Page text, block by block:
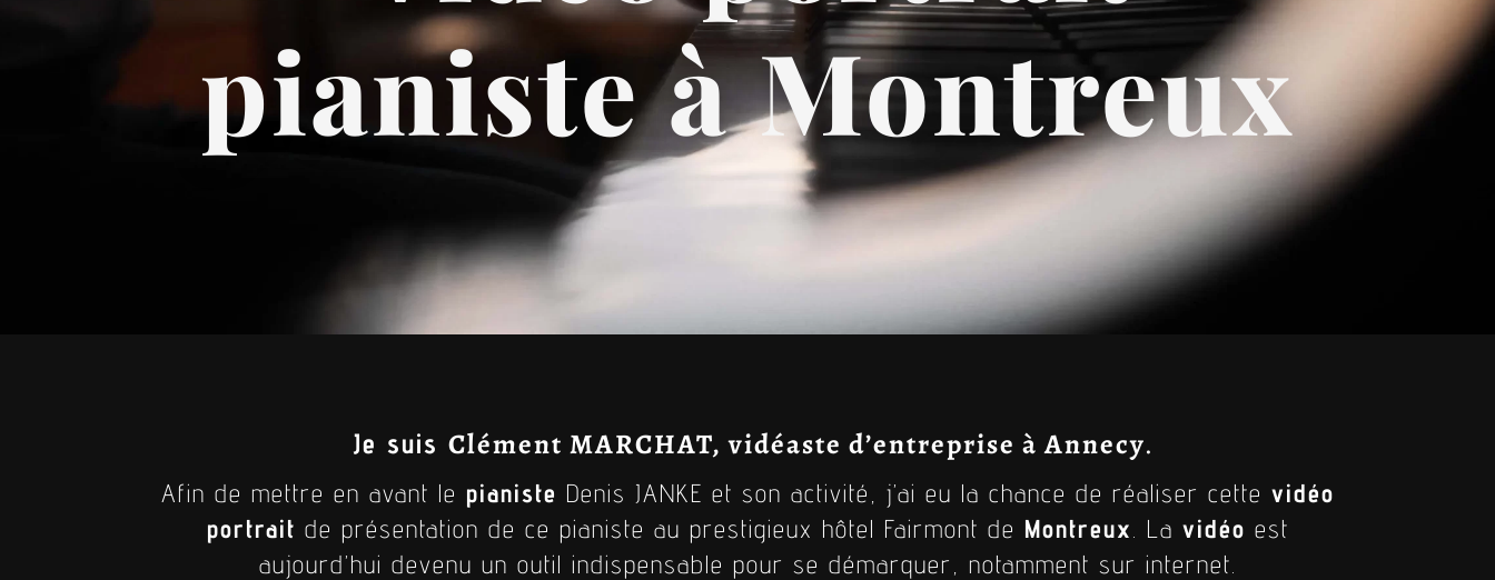
pianiste à Montreux
Je suis Clément MARCHAT, vidéaste d’entreprise à Annecy.
Afin de mettre en avant le pianiste Denis JANKE et son activité, j’ai eu la chance de réaliser cette vidéo
portrait de présentation de ce pianiste au prestigieux hôtel Fairmont de Montreux . La vidéo est
aujourd’hui devenu un outil indispensable pour se démarquer, notamment sur internet.